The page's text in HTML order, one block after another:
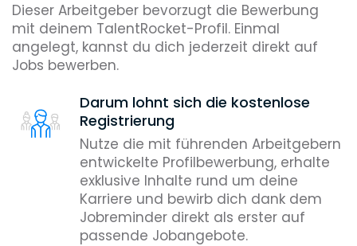
Dieser Arbeitgeber bevorzugt die Bewerbung
mit deinem TalentRocket-Profil. Einmal
angelegt, kannst du dich jederzeit direkt auf
Jobs bewerben.
Darum lohnt sich die kostenlose
Registrierung
Nutze die mit führenden Arbeitgebern
entwickelte Profilbewerbung, erhalte
exklusive Inhalte rund um deine
Karriere und bewirb dich dank dem
Jobreminder direkt als erster auf
passende Jobangebote.